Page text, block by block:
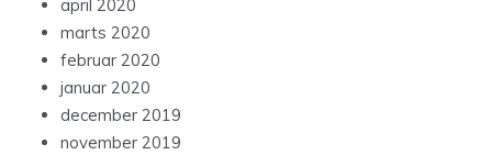
april 2020
marts 2020
februar 2020
januar 2020
december 2019
november 2019